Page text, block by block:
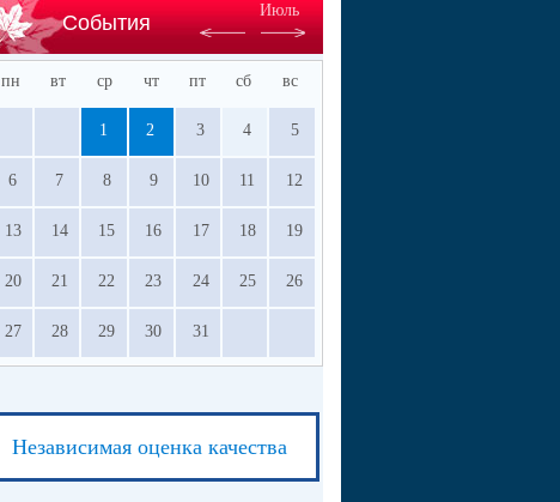
События
Июль
пн вт ср чт пт сб вс
1 2 3 4 5
6 7 8 9 10 11 12
13 14 15 16 17 18 19
20 21 22 23 24 25 26
27 28 29 30 31
Независимая оценка качества